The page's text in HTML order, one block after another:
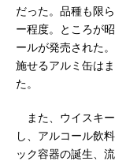
だった。品種も限
ー程度。ところが
ールが発売された
施せるアルミ缶は
た。
また、ウイスキ
し、アルコール飲
ック容器の誕生、